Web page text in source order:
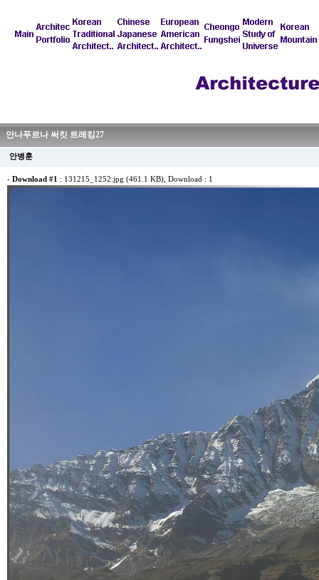
안나푸르나 써킷 트레킹27
안병훈
- Download #1 : 131215_1252.jpg (461.1 KB) , Download : 1